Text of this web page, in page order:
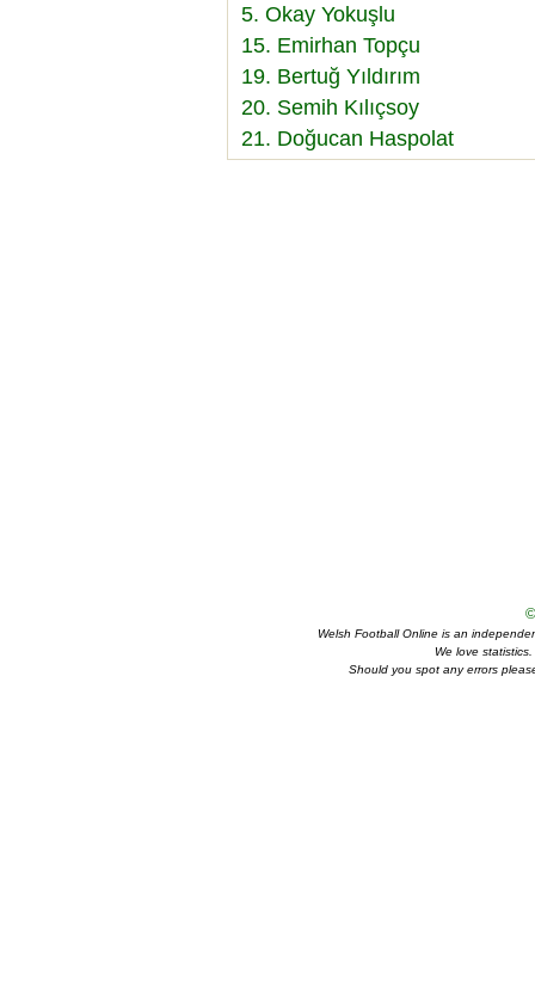
5. Okay Yokuşlu
15. Emirhan Topçu
19. Bertuğ Yıldırım
20. Semih Kılıçsoy
21. Doğucan Haspolat
Welsh Football Online is an
We love
Should you spot any errors